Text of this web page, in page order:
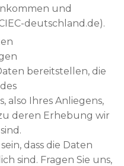
und
deutschland.de).
bereitstellen, die
also Ihres Anliegens,
deren Erhebung wir
dass die Daten
sind. Fragen Sie uns,